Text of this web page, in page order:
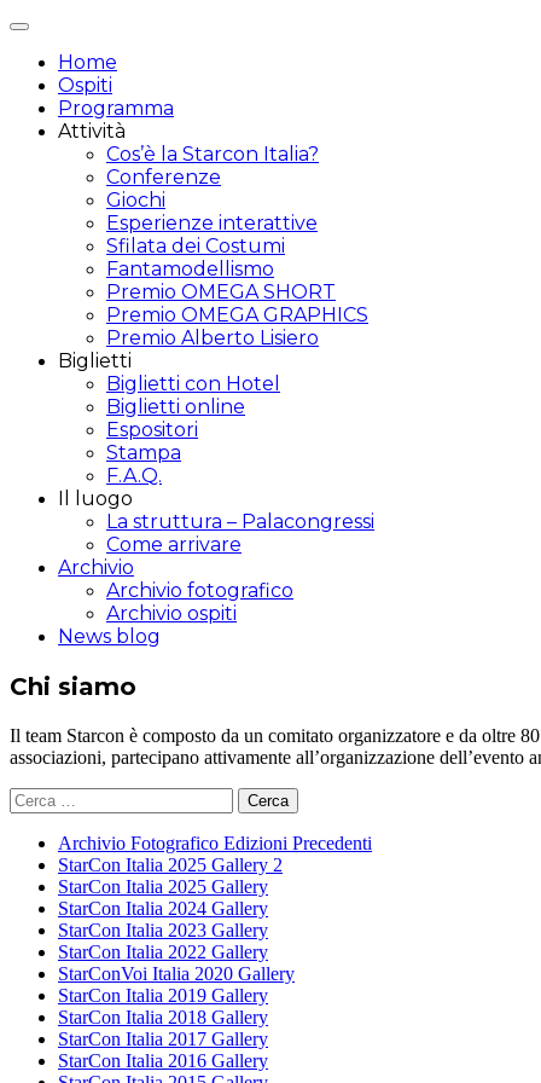
Attiva/disattiva
navigazione
Home
Ospiti
Programma
Attività
Cos’è la Starcon Italia?
Conferenze
Giochi
Esperienze interattive
Sfilata dei Costumi
Fantamodellismo
Premio OMEGA SHORT
Premio OMEGA GRAPHICS
Premio Alberto Lisiero
Biglietti
Biglietti con Hotel
Biglietti online
Espositori
Stampa
F.A.Q.
Il luogo
La struttura – Palacongressi
Come arrivare
Archivio
Archivio fotografico
Archivio ospiti
News blog
Chi siamo
Il team Starcon è composto da un comitato organizzatore e da oltre
associazioni, partecipano attivamente all’organizzazione
Ricerca
per:
Archivio Fotografico Edizioni Precedenti
StarCon Italia 2025 Gallery 2
StarCon Italia 2025 Gallery
StarCon Italia 2024 Gallery
StarCon Italia 2023 Gallery
StarCon Italia 2022 Gallery
StarConVoi Italia 2020 Gallery
StarCon Italia 2019 Gallery
StarCon Italia 2018 Gallery
StarCon Italia 2017 Gallery
StarCon Italia 2016 Gallery